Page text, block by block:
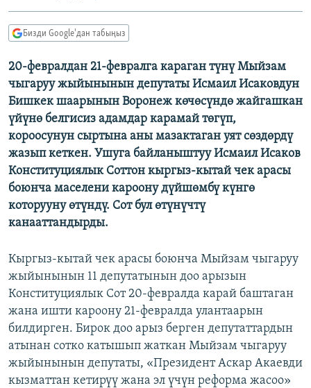
ЭЖЕ-СИҢДИЛЕР
АЗАТТЫК+
ЫҢГАЙСЫЗ СУРООЛОР
ОНЛАЙН ШЕРИНЕ
ЭЕ/АРнун бардык сайттары
Бизди Google'дан табыңыз
20-февралдан 21-февралга караган түнү Мыйзам
чыгаруу жыйынынын депутаты Исмаил Исаковдун
Бишкек шаарынын Воронеж көчөсүндө жайгашкан
үйүнө белгисиз адамдар карамай төгүп,
короосунун сыртына аны мазактаган уят сөздөрдү
жазып кеткен. Ушуга байланыштуу Исмаил Исаков
Конституциялык Соттон кыргыз-кытай чек арасы
боюнча маселени кароону дүйшөмбү күнгө
которууну өтүндү. Сот бул өтүнүчтү
канааттандырды.
Кыргыз-кытай чек арасы боюнча Мыйзам чыгаруу
жыйынынын 11 депутатынын доо арызын
Конституциялык Сот 20-февралда карай баштаган
жана ишти кароону 21-февралда улантаарын
билдирген. Бирок доо арыз берген депутаттардын
атынан сотко катышып жаткан Мыйзам чыгаруу
жыйынынын депутаты, «Президент Аскар Акаевди
кызматтан кетирүү жана эл үчүн реформа жасоо»